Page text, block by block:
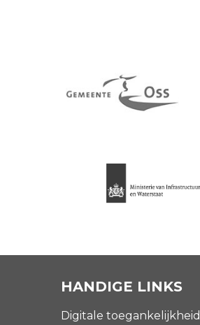
HANDIGE LINKS
Digitale toegankelijkheid